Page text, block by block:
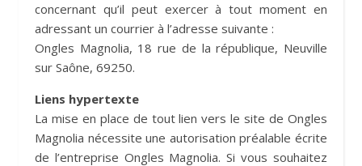
concernant qu’il peut exercer à tout moment en
adressant un courrier à l’adresse suivante :
Ongles Magnolia, 18 rue de la république, Neuville
sur Saône, 69250.
Liens hypertexte
La mise en place de tout lien vers le site de Ongles
Magnolia nécessite une autorisation préalable écrite
de l’entreprise Ongles Magnolia. Si vous souhaitez